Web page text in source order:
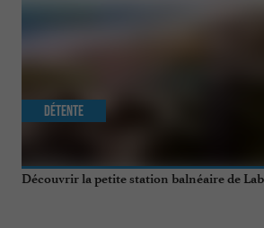
Découvrir la petite station balnéaire de
Détente